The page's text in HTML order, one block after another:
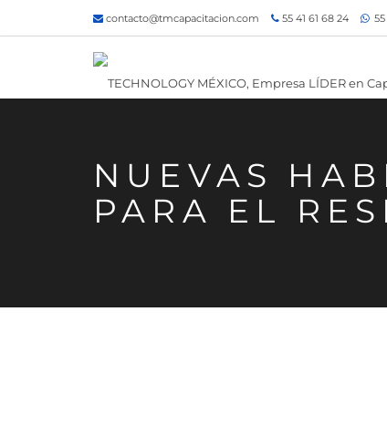
contacto@tmcapacitacion.com 55 41 61 68 24
NUEVAS
PARA EL